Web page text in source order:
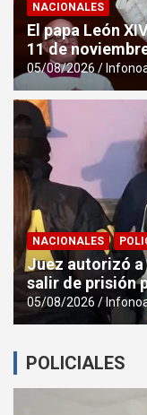
NACIONALES
El papa León
11 de
05/08/2026
NACIONALES
Juez autorizó a
salir de prisión
05/08/2026
POLICIALES